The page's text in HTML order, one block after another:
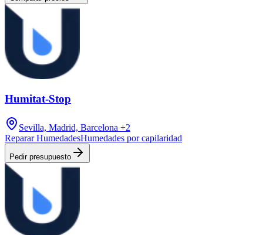
Humitat-Stop
Sevilla, Madrid, Barcelona +2
Reparar HumedadesHumedades por capilaridad
Pedir presupuesto